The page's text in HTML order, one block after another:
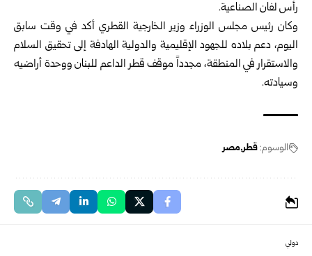
رأس لفان الصناعية.
وكان رئيس مجلس الوزراء وزير الخارجية القطري أكد في وقت سابق
اليوم، دعم بلاده للجهود الإقليمية والدولية الهادفة إلى تحقيق السلام
والاستقرار في المنطقة، مجدداً موقف قطر الداعم للبنان ووحدة أراضيه
وسيادته.
الوسوم:قطر مصر
دولي